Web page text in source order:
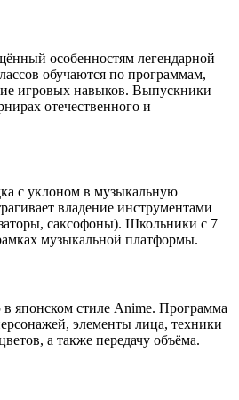
особенностям легендарной
обучаются по программам,
игровых навыков. Выпускники
отечественного и
с уклоном в музыкальную
владение инструментами
саксофоны). Школьники с 7
музыкальной платформы.
японском стиле Anime. Программа
элементы лица, техники
а также передачу объёма.